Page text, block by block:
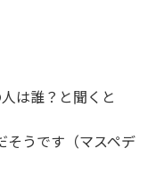
は誰？と聞くと
そうです（マスペデ